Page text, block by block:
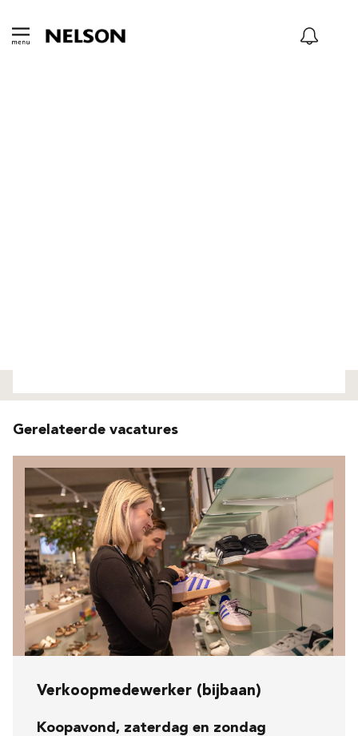
Gerelateerde vacatures
Verkoopmedewerker (bijbaan)
Koopavond, zaterdag en zondag